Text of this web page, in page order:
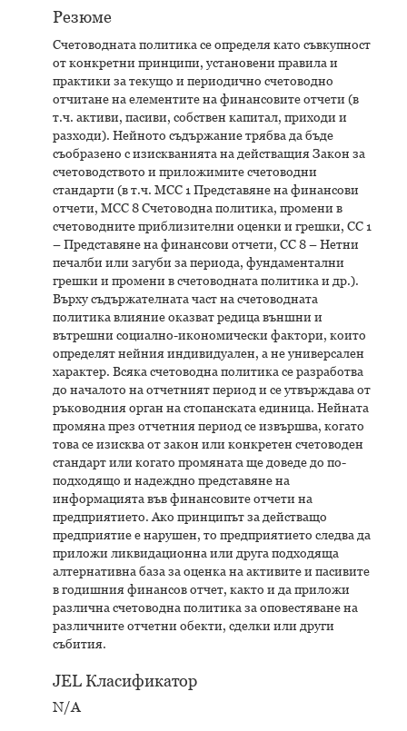
Резюме
Счетоводната политика се определя като съвкупност
от конкретни принципи, установени правила и
практики за текущо и периодично счетоводно
отчитане на елементите на финансовите отчети (в
т.ч. активи, пасиви, собствен капитал, приходи и
разходи). Нейното съдържание трябва да бъде
съобразено с изискванията на действащия Закон за
счетоводството и приложимите счетоводни
стандарти (в т.ч. МСС 1 Представяне на финансови
отчети, МСС 8 Счетоводна политика, промени в
счетоводните приблизителни оценки и грешки, СС 1
– Представяне на финансови отчети, СС 8 – Нетни
печалби или загуби за периода, фундаментални
грешки и промени в счетоводната политика и др.).
Върху съдържателната част на счетоводната
политика влияние оказват редица външни и
вътрешни социално-икономически фактори, които
определят нейния индивидуален, а не универсален
характер. Всяка счетоводна политика се разработва
до началото на отчетният период и се утвърждава от
ръководния орган на стопанската единица. Нейната
промяна през отчетния период се извършва, когато
това се изисква от закон или конкретен счетоводен
стандарт или когато промяната ще доведе до по-
подходящо и надеждно представяне на
информацията във финансовите отчети на
предприятието. Ако принципът за действащо
предприятие е нарушен, то предприятието следва да
приложи ликвидационна или друга подходяща
алтернативна база за оценка на активите и пасивите
в годишния финансов отчет, както и да приложи
различна счетоводна политика за оповестяване на
различните отчетни обекти, сделки или други
събития.
JEL Класификатор
N/A